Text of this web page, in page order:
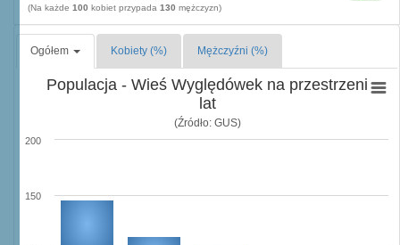
(Na każde 100 kobiet przypada 130 mężczyzn)
Ogółem Kobiety (%) Mężczyźni (%)
Populacja - Wieś Wyględówek na przestrzeni
lat
(Źródło: GUS)
150
200